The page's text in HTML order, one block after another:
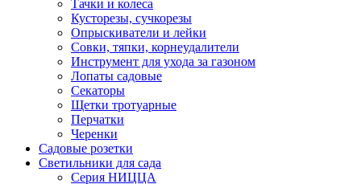
Тачки и колеса
Кусторезы, сучкорезы
Опрыскиватели и лейки
Совки, тяпки, корнеудалители
Инструмент для ухода за газоном
Лопаты садовые
Секаторы
Щетки тротуарные
Перчатки
Черенки
Садовые розетки
Светильники для сада
Серия НИЦЦА